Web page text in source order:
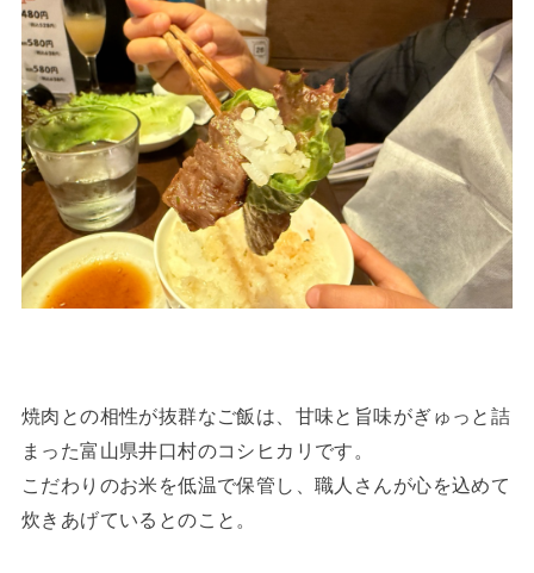
焼肉との相性が抜群なご飯は、甘味と旨味がぎゅっと詰
まった富山県井口村のコシヒカリです。
こだわりのお米を低温で保管し、職人さんが心を込めて
炊きあげているとのこと。